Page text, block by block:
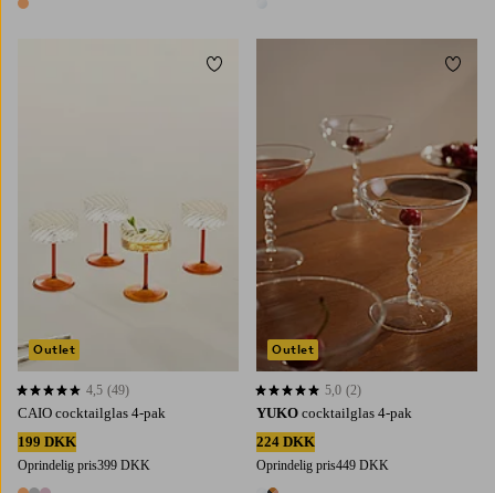
1 farve
CAIO cocktailglas 4-pak
199 DKK
Oprindelig pris399 DKK
4,5 baseret på 49 bedømmelser
4,5 (49)
Outlet
Tilføj til favoritter
YUKO cocktailglas 4-pak
224 DKK
Oprindelig pris449 DKK
5,0 baseret på 2 bedømmelser
5,0 (2)
Outlet
Tilføj